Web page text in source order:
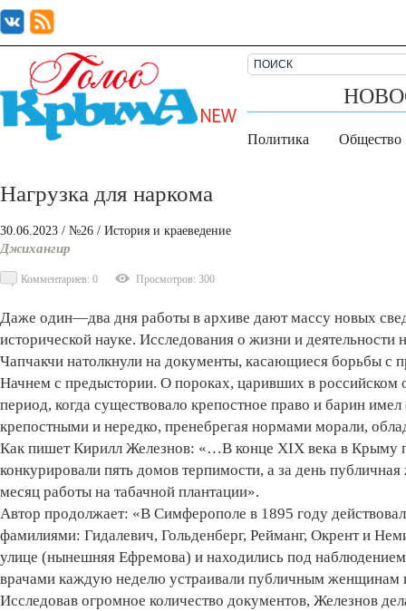
Политика Общество
Нагрузка для наркома
30.06.2023 / №26 / История и краеведение
Джихангир
Комментариев: 0 Просмотров: 300
Даже один—два дня работы в архиве дают массу новых
исторической науке. Исследования о жизни и
Чапчакчи натолкнули на документы, касающиеся борьбы с
Начнем с предыстории. О пороках, царивших в российском
период, когда существовало крепостное право и барин
крепостными и нередко, пренебрегая нормами морали,
Как пишет Кирилл Железнов: «…В конце XIX века в Крыму
конкурировали пять домов терпимости, а за день
месяц работы на табачной плантации».
Автор продолжает: «В Симферополе в 1895 году
фамилиями: Гидалевич, Гольденберг, Рейманг, Окрент и
улице (нынешняя Ефремова) и находились под
врачами каждую неделю устраивали публичным женщинам
Исследовав огромное количество документов, Железнов